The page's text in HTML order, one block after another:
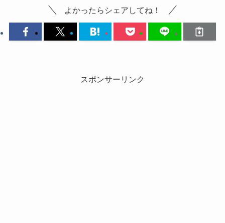
よかったらシェアしてね！
スポンサーリンク